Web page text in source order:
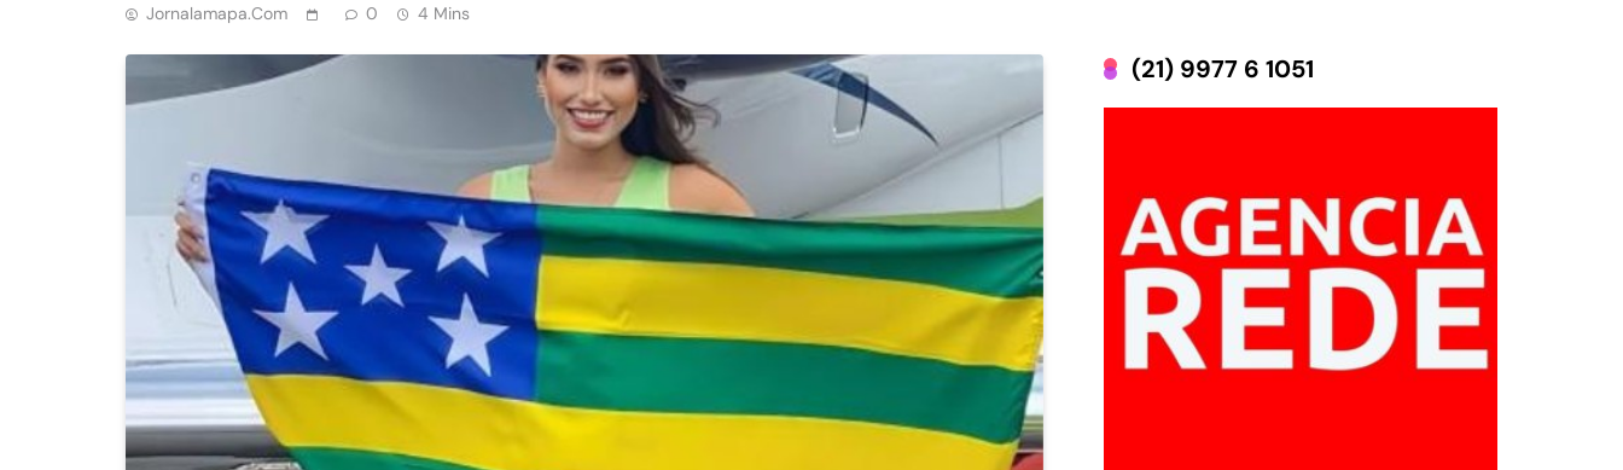
Jornalamapa.com 0 4 Mins
(21) 9977 6 1051